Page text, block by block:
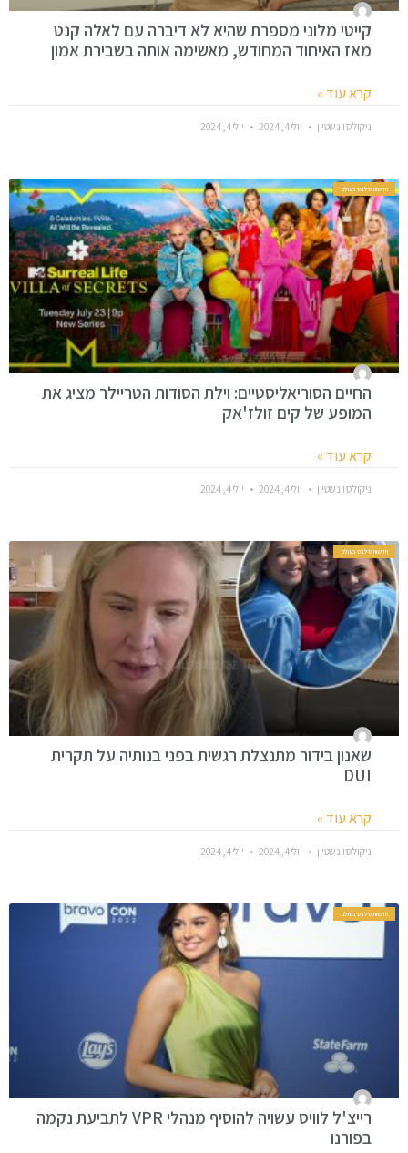
קייטי מלוני מספרת שהיא לא דיברה עם לאלה קנט
מאז האיחוד המחודש, מאשימה אותה בשבירת אמון
קרא עוד »
ניקולס וינשטיין יולי 4, 2024 יולי 4, 2024
חדשות סלבס בעולם
החיים הסוריאליסטיים: וילת הסודות הטריילר מציג את
המופע של קים זולז'אק
קרא עוד »
ניקולס וינשטיין יולי 4, 2024 יולי 4, 2024
חדשות סלבס בעולם
שאנון בידור מתנצלת רגשית בפני בנותיה על תקרית
DUI
קרא עוד »
ניקולס וינשטיין יולי 4, 2024 יולי 4, 2024
חדשות סלבס בעולם
רייצ'ל לוויס עשויה להוסיף מנהלי VPR לתביעת נקמה
בפורנו